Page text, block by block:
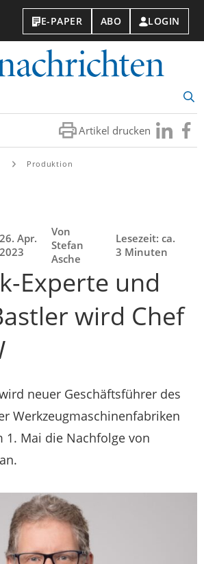
E-PAPER ABO LOGIN
Artikel drucken Besuchen
Sie
Sie
Produktion
26. Apr.
2023
Von
Stefan
Asche
Lesezeit: ca.
3 Minuten
Experte und
wird Chef
neuer Geschäftsführer des
Werkzeugmaschinenfabriken
1. Mai die Nachfolge von